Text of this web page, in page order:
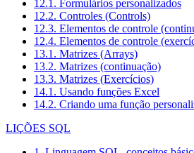
12.1. Formulários personalizados
12.2. Controles (Controls)
12.3. Elementos de controle
12.4. Elementos de controle
13.1. Matrizes (Arrays)
13.2. Matrizes (continuação)
13.3. Matrizes (Exercícios)
14.1. Usando funções Excel
14.2. Criando uma função
LIÇÕES SQL